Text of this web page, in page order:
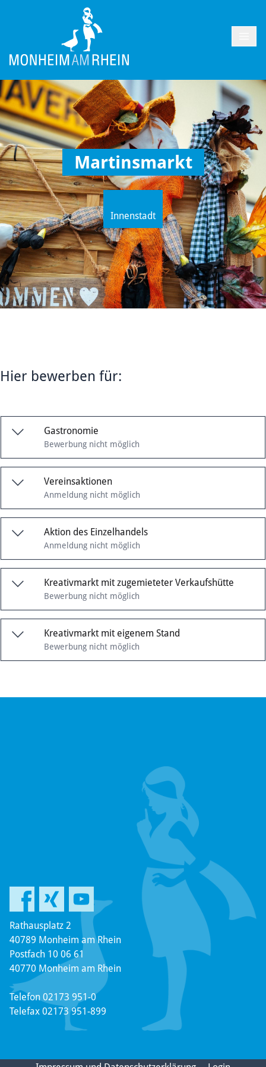
Martinsmarkt
Innenstadt
Hier bewerben für:
Gastronomie
Bewerbung nicht möglich
Vereinsaktionen
Anmeldung nicht möglich
Aktion des Einzelhandels
Anmeldung nicht möglich
Kreativmarkt mit zugemieteter Verkaufshütte
Bewerbung nicht möglich
Kreativmarkt mit eigenem Stand
Bewerbung nicht möglich
Rathausplatz 2
40789 Monheim am Rhein
Postfach 10 06 61
40770 Monheim am Rhein
Telefon 02173 951-0
Telefax 02173 951-899